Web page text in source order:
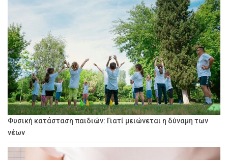
Φυσική κατάσταση παιδιών: Γιατί μειώνεται η δύναμη των
νέων